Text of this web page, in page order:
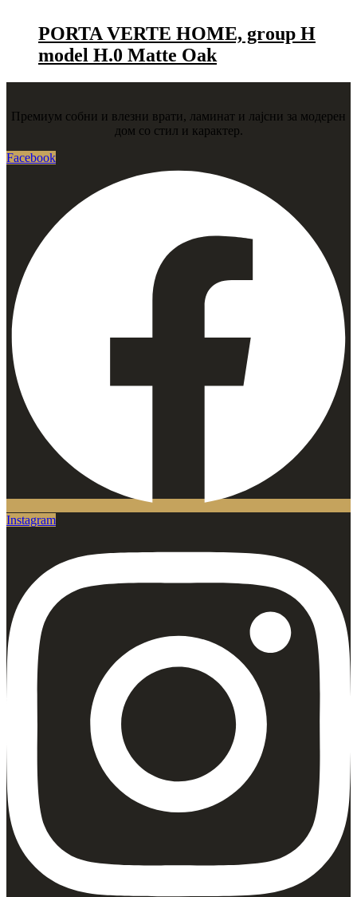
PORTA VERTE HOME, group H
model H.0 Matte Oak
Премиум собни и влезни врати, ламинат и лајсни за модерен
дом со стил и карактер.
Facebook
Instagram